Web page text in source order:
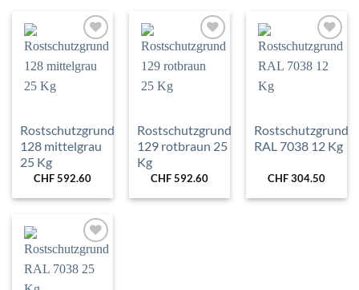
Zur
Wunschliste
hinzufügen
Rostschutzgrund
128 mittelgrau
25 Kg
CHF592.60
Zur
Wunschliste
hinzufügen
Rostschutzgrund
129 rotbraun 25
Kg
CHF592.60
Zur
Wunschliste
hinzufügen
Rostschutzgrund
RAL 7038 12 Kg
CHF304.50
Zur
Wunschliste
hinzufügen